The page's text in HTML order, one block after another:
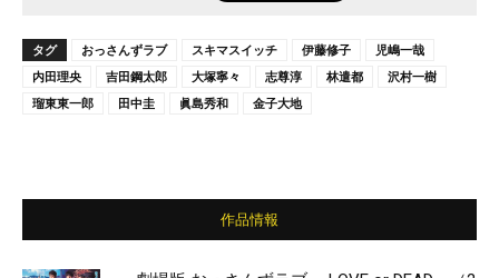
タグ おっさんずラブ スキマスイッチ 伊藤修子
児嶋一哉
内田理央
吉田鋼太郎 大塚寧々 志尊淳 林遣都
沢村一樹
瑠東東一郎
田中圭 眞島秀和 金子大地
作品情報